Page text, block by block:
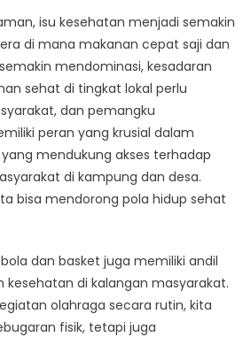
Lokal:
Mengatur
Makanan
Sehat
Kesehatan
Kampung
isu kesehatan menjadi semakin
di mana makanan cepat saji dan
mendominasi, kesadaran
sehat di tingkat lokal perlu
dan pemangku
peran yang krusial dalam
mendukung akses terhadap
di kampung dan desa.
bisa mendorong pola hidup sehat
dan basket juga memiliki andil
di kalangan masyarakat.
olahraga secara rutin, kita
fisik, tetapi juga